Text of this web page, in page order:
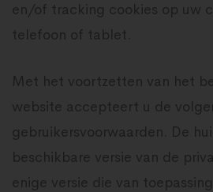
en/of tracking cookies op uw
telefoon of tablet.
Met het voortzetten van het
website accepteert u de
gebruikersvoorwaarden. De
beschikbare versie van de
enige versie die van